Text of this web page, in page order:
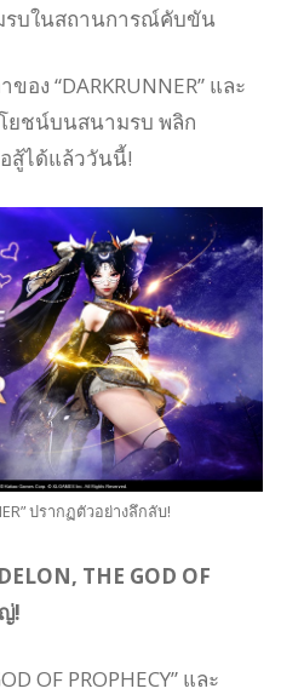
รบในสถานการณ์คับขัน
ง “DARKRUNNER” และ
ยชน์บนสนามรบ พลิก
สู้ได้แล้ววันนี้!
ปรากฏตัวอย่างลึกลับ!
THE GOD OF
!
OF PROPHECY” และ